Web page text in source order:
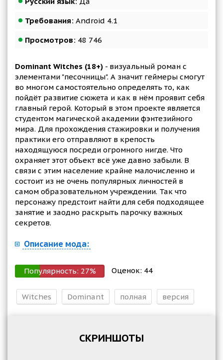
Требования: Android 4.1
Просмотров: 48 746
Dominant Witches (18+) - визуальный роман с
элементами "песочницы". А значит геймеры смогут
во многом самостоятельно определять то, как
пойдёт развитие сюжета и как в нём проявит себя
главный герой. Который в этом проекте является
студентом магической академии фэнтезийного
мира. Для прохождения стажировки и получения
практики его отправляют в крепость
находящуюся посреди огромного нигде. Что
охраняет этот объект всё уже давно забыли. В
связи с этим население крайне малочисленно и
состоит из не очень популярных личностей в
самом образовательном учреждении. Так что
персонажу предстоит найти для себя подходящее
занятие и заодно раскрыть парочку важных
секретов.
Описание мода:
Популярность: 27% Оценок: 44
Witches Dominant полная версия
СКРИНШОТЫ